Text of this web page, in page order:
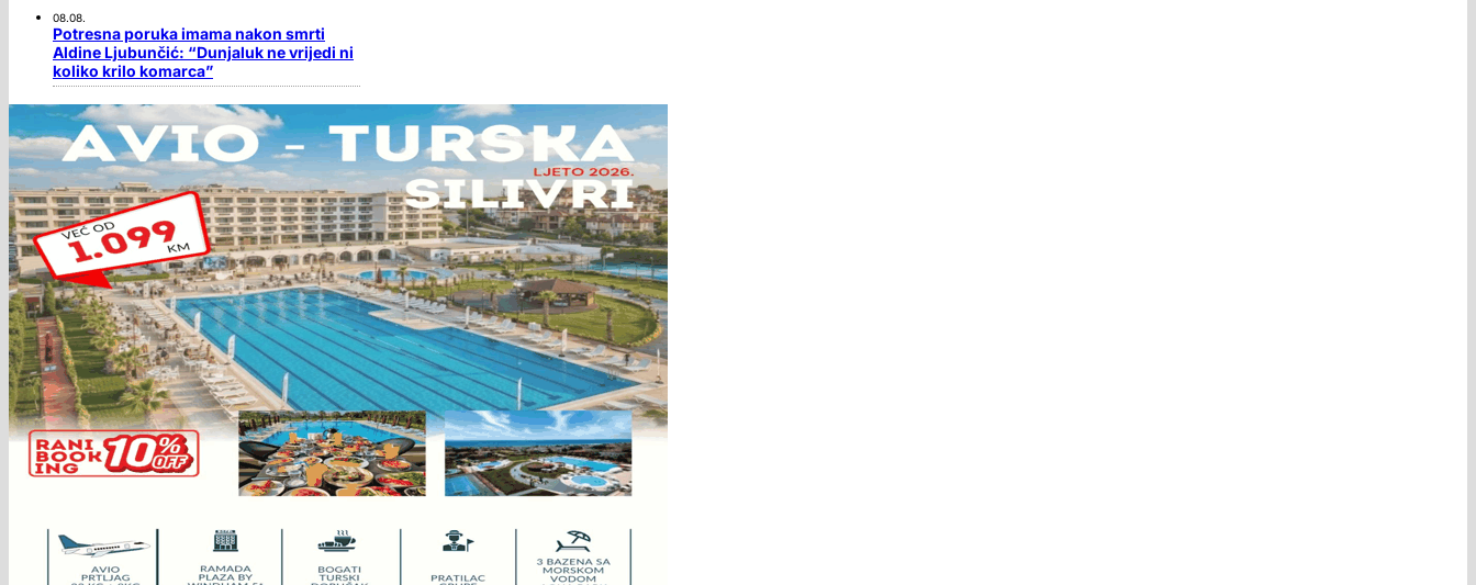
08.08.
Potresna poruka imama nakon smrti
Aldine Ljubunčić: “Dunjaluk ne vrijedi ni
koliko krilo komarca”